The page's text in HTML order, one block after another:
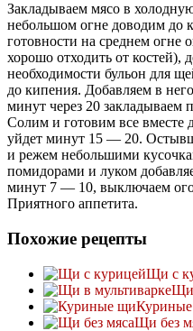
Закладываем мясо в
небольшом огне доводим до
готовности на среднем огне
хорошо отходить от костей),
необходимости бульон для
до кипения. Добавляем в
минут через 20 закладываем
Солим и готовим все вместе
уйдет минут 15 — 20.
и режем небольшими
помидорами и луком
минут 7 — 10, выключаем
Приятного аппетита.
Похожие рецепты
Щи с
Щи
Щи без